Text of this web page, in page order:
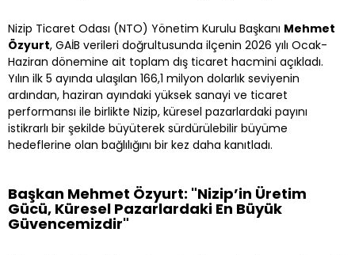
Nizip Ticaret Odası (NTO) Yönetim Kurulu Başkanı Mehmet
Özyurt, GAİB verileri doğrultusunda ilçenin 2026 yılı Ocak-
Haziran dönemine ait toplam dış ticaret hacmini açıkladı.
Yılın ilk 5 ayında ulaşılan 166,1 milyon dolarlık seviyenin
ardından, haziran ayındaki yüksek sanayi ve ticaret
performansı ile birlikte Nizip, küresel pazarlardaki payını
istikrarlı bir şekilde büyüterek sürdürülebilir büyüme
hedeflerine olan bağlılığını bir kez daha kanıtladı.
Başkan Mehmet Özyurt: "Nizip’in Üretim
Gücü, Küresel Pazarlardaki En Büyük
Güvencemizdir"